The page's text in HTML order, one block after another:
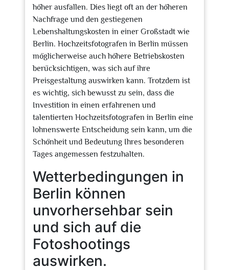
höher ausfallen. Dies liegt oft an der höheren
Nachfrage und den gestiegenen
Lebenshaltungskosten in einer Großstadt wie
Berlin. Hochzeitsfotografen in Berlin müssen
möglicherweise auch höhere Betriebskosten
berücksichtigen, was sich auf ihre
Preisgestaltung auswirken kann. Trotzdem ist
es wichtig, sich bewusst zu sein, dass die
Investition in einen erfahrenen und
talentierten Hochzeitsfotografen in Berlin eine
lohnenswerte Entscheidung sein kann, um die
Schönheit und Bedeutung Ihres besonderen
Tages angemessen festzuhalten.
Wetterbedingungen in
Berlin können
unvorhersehbar sein
und sich auf die
Fotoshootings
auswirken.